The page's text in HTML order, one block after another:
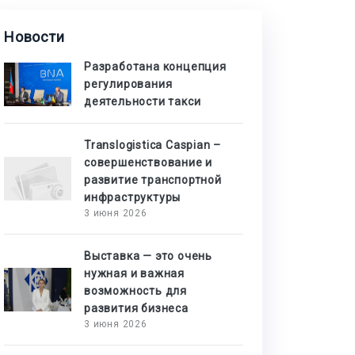
Новости
Разработана концепция
регулирования
деятельности такси
Translogistica Caspian –
совершенствование и
развитие транспортной
инфраструктуры
3 июня 2026
Выставка — это очень
нужная и важная
возможность для
развития бизнеса
3 июня 2026